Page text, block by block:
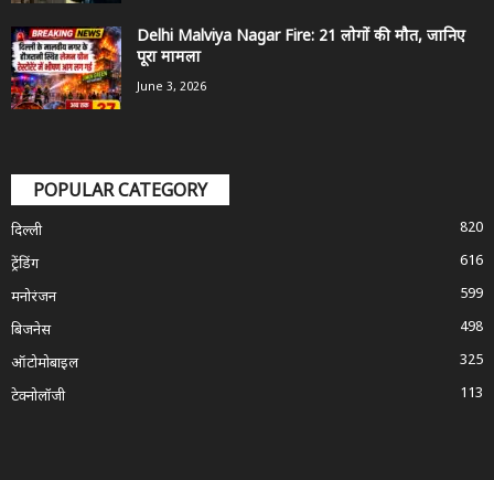
Delhi Malviya Nagar Fire: 21 लोगों की मौत, जानिए
पूरा मामला
June 3, 2026
POPULAR CATEGORY
दिल्ली
820
ट्रेंडिंग
616
मनोरंजन
599
बिजनेस
498
ऑटोमोबाइल
325
टेक्नोलॉजी
113